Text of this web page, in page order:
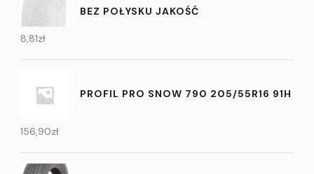
BEZ POŁYSKU JAKOŚĆ
8,81zł
PROFIL PRO SNOW 790 205/55R16 91H
156,90zł